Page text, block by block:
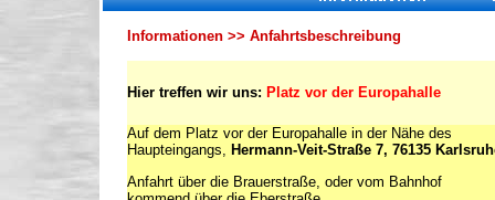
Informationen >> Anfahrtsbeschreibung
Hier treffen wir uns: Platz vor der Europahalle
Auf dem Platz vor der Europahalle in der Nähe des
Haupteingangs, Hermann-Veit-Straße 7, 76135
Anfahrt über die Brauerstraße, oder vom Bahnhof